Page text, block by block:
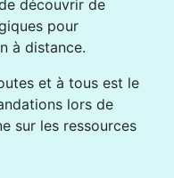
découvrir de
pour
à distance.
et à tous est le
lors de
sur les ressources